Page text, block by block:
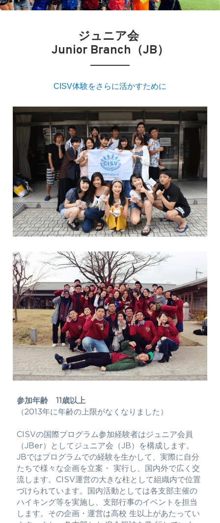
ジュニア会
Junior Branch（JB）​
CISV体験をさらに活かすために
参加年齢　11歳以上
（2013年に年齢の上限がなくなりました）
CISVの国際プログラム参加経験者はジュニア会員
（JBer）としてジュニア会（JB）を構成します。
JBではプログラムでの経験を生かして、実際に自分
たちで様々な企画を立案・ 実行し、国内外で広く交
流します。CISV運営の大きな柱として組織内で位置
づけられています。国内活動としては各支部主催の
ハイキング等を実施し、支部行事のイベントを担当
します。その企画・運営は高校 生以上があたってい